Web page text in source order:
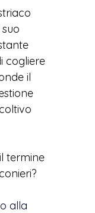
cogliere
il
termine
alla